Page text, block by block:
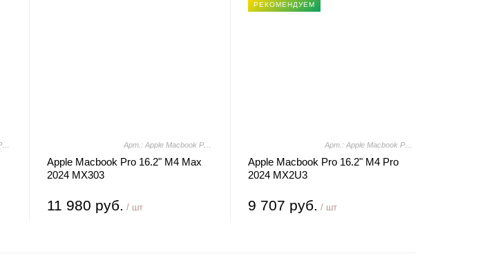
Арт.: Apple Macbook Pro 16.2" M4 Max 2024 MX303
Apple Macbook Pro 16.2" M4 Max
2024 MX303
11 980 руб. / шт
РЕКОМЕНДУЕМ
Apple Macbook Pro 16.2" M4 Pro
2024 MX2U3
9 707 руб. / шт